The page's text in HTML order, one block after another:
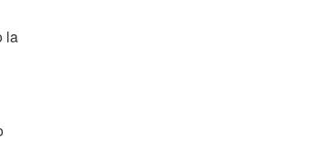
la